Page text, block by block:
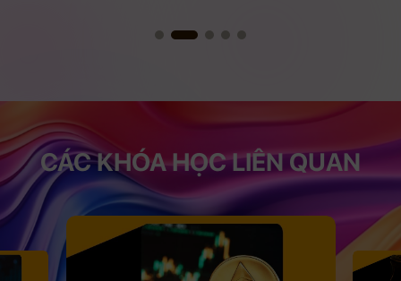
CÁC KHÓA HỌC LIÊN QUAN